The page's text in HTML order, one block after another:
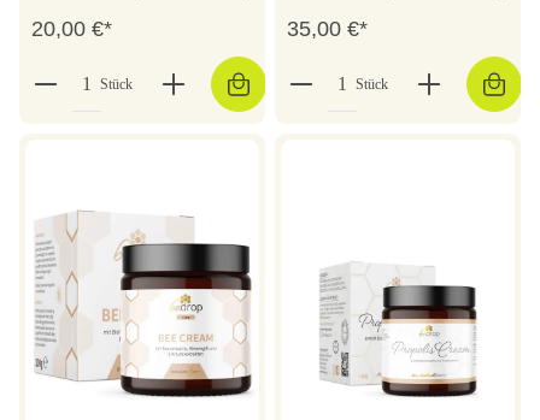
20,00 €*
Stück
35,00 €*
Stück